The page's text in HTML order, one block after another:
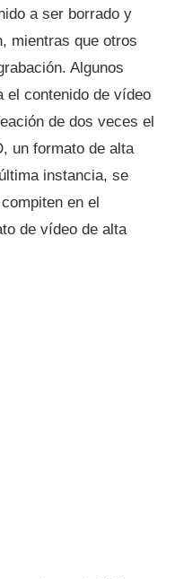
a ser borrado y
mientras que otros
Algunos
el contenido de vídeo
de dos veces el
un formato de alta
instancia, se
en el
de vídeo de alta